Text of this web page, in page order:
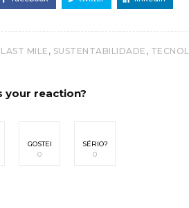
LAST MILE , SUSTENTABILIDADE ,
your reaction?
GOSTEI
0
SÉRIO?
0